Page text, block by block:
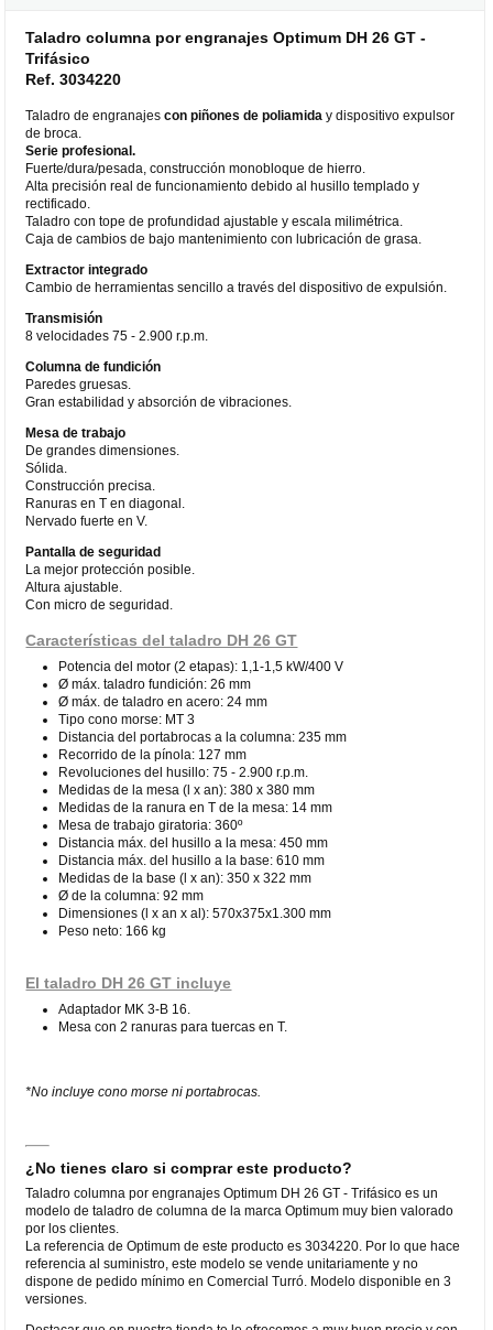
Taladro columna por engranajes Optimum DH 26 GT -
Trifásico
Ref. 3034220
Taladro de engranajescon piñones de poliamida y dispositivo expulsor
de broca.
Serie profesional.
Fuerte/dura/pesada, construcción monobloque de hierro.
Alta precisión real de funcionamiento debido al husillo templado y
rectificado.
Taladro con tope de profundidad ajustable y escala milimétrica.
Caja de cambios de bajo mantenimiento con lubricación de grasa.
Extractor integrado
Cambio de herramientas sencillo a través del dispositivo de expulsión.
Transmisión
8 velocidades 75 - 2.900 r.p.m.
Columna de fundición
Paredes gruesas.
Gran estabilidad y absorción de vibraciones.
Mesa de trabajo
De grandes dimensiones.
Sólida.
Construcción precisa.
Ranuras en T en diagonal.
Nervado fuerte en V.
Pantalla de seguridad
La mejor protección posible.
Altura ajustable.
Con micro de seguridad.
Características del taladro DH 26 GT
Potencia del motor (2 etapas): 1,1-1,5 kW/400 V
Ø máx. taladro fundición: 26 mm
Ø máx. de taladro en acero: 24 mm
Tipo cono morse: MT 3
Distancia del portabrocas a la columna: 235 mm
Recorrido de la pínola: 127 mm
Revoluciones del husillo: 75 - 2.900 r.p.m.
Medidas de la mesa (l x an): 380 x 380 mm
Medidas de la ranura en T de la mesa: 14 mm
Mesa de trabajo giratoria: 360º
Distancia máx. del husillo a la mesa: 450 mm
Distancia máx. del husillo a la base: 610 mm
Medidas de la base (l x an): 350 x 322 mm
Ø de la columna: 92 mm
Dimensiones (l x an x al): 570x375x1.300 mm
Peso neto: 166 kg
El taladro DH 26 GT incluye
Adaptador MK 3-B 16.
Mesa con 2 ranuras para tuercas en T.
*No incluye cono morse ni portabrocas.
¿No tienes claro si comprar este producto?
Taladro columna por engranajes Optimum DH 26 GT - Trifásico es un
modelo de taladro de columna de la marca Optimum muy bien valorado
por los clientes.
La referencia de Optimum de este producto es 3034220. Por lo que hace
referencia al suministro, este modelo se vende unitariamente y no
dispone de pedido mínimo en Comercial Turró. Modelo disponible en 3
versiones.